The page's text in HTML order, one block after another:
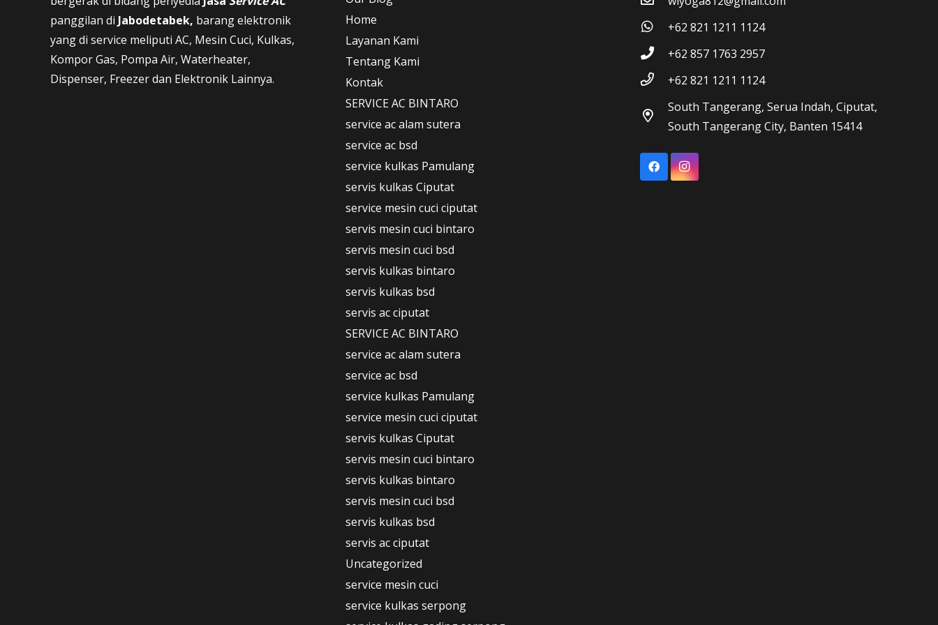
panggilan di Jabodetabek, barang elektronik
yang di service meliputi AC, Mesin Cuci, Kulkas,
Kompor Gas, Pompa Air, Waterheater,
Dispenser, Freezer dan Elektronik Lainnya.
Home
Layanan Kami
Tentang Kami
Kontak
SERVICE AC BINTARO
service ac alam sutera
service ac bsd
service kulkas Pamulang
servis kulkas Ciputat
service mesin cuci ciputat
servis mesin cuci bintaro
servis mesin cuci bsd
servis kulkas bintaro
servis kulkas bsd
servis ac ciputat
SERVICE AC BINTARO
service ac alam sutera
service ac bsd
service kulkas Pamulang
service mesin cuci ciputat
servis kulkas Ciputat
servis mesin cuci bintaro
servis kulkas bintaro
servis mesin cuci bsd
servis kulkas bsd
servis ac ciputat
Uncategorized
service mesin cuci
service kulkas serpong
+62 821 1211 1124
+62 857 1763 2957
+62 821 1211 1124
South Tangerang, Serua Indah, Ciputat,
South Tangerang City, Banten 15414